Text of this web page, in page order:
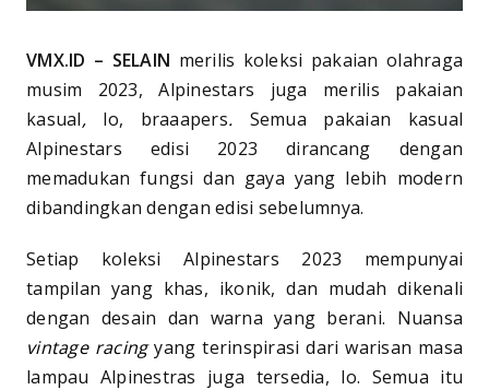
VMX.ID – SELAIN merilis koleksi pakaian olahraga
musim 2023, Alpinestars juga merilis pakaian
kasual,lo, braaapers. Semua pakaian kasual
Alpinestars edisi 2023 dirancang dengan
memadukan fungsi dan gaya yang lebih modern
dibandingkan dengan edisi sebelumnya.
Setiap koleksi Alpinestars 2023 mempunyai
tampilan yang khas, ikonik, dan mudah dikenali
dengan desain dan warna yang berani. Nuansa
vintage racingyang terinspirasi dari warisan masa
lampau Alpinestras juga tersedia, lo. Semua itu